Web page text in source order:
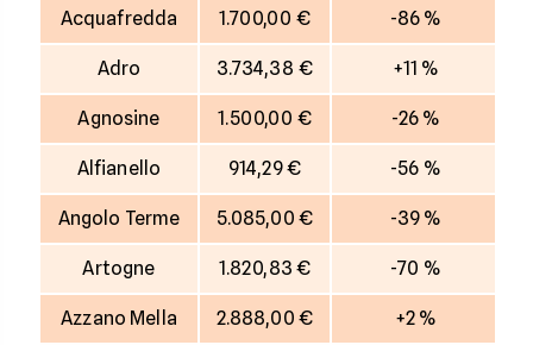
Acquafredda 1.700,00 € -86 %
Adro 3.734,38 € +11 %
Agnosine 1.500,00 € -26 %
Alfianello 914,29 € -56 %
Angolo Terme 5.085,00 € -39 %
Artogne 1.820,83 € -70 %
Azzano Mella 2.888,00 € +2 %